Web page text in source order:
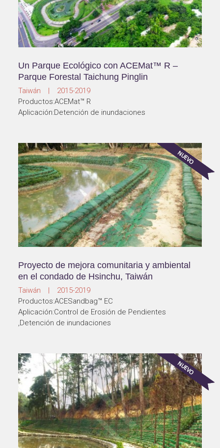
Un Parque Ecológico con ACEMat™ R –
Parque Forestal Taichung Pinglin
Taiwán | 2015-2019
Productos:ACEMat™ R
Aplicación:Detención de inundaciones
Proyecto de mejora comunitaria y ambiental
en el condado de Hsinchu, Taiwán
Taiwán | 2015-2019
Productos:ACESandbag™ EC
Aplicación:Control de Erosión de Pendientes
,Detención de inundaciones